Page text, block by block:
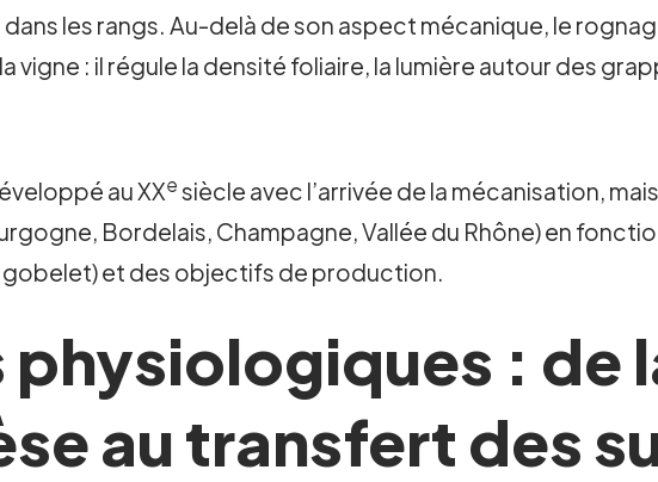
les rangs. Au-delà de son aspect mécanique, le
: il régule la densité foliaire, la lumière autour des
au XXesiècle avec l’arrivée de la mécanisation,
Bordelais, Champagne, Vallée du Rhône) en
et des objectifs de production.
physiologiques : de
au transfert des